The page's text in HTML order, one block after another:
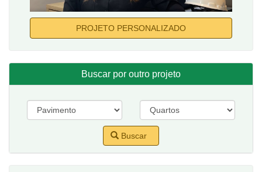
PROJETO PERSONALIZADO
Buscar por outro projeto
Buscar